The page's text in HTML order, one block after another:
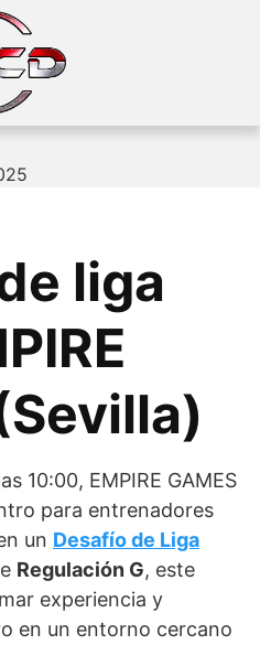
liga
10:00, EMPIRE GAMES
para entrenadores
un Desafío de Liga
Regulación G, este
experiencia y
en un entorno cercano